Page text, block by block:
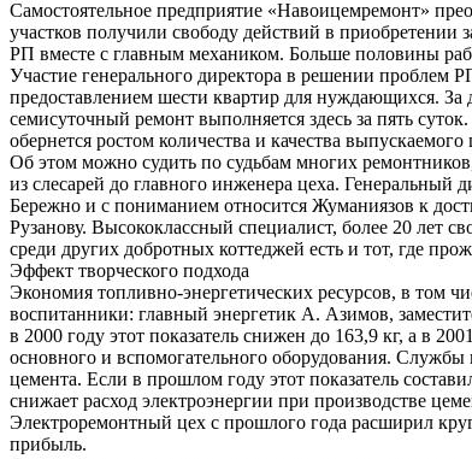
Самостоятельное предприятие «Навоицемремонт»
участков получили свободу действий в приобретении
РП вместе с главным механиком. Больше половины
Участие генерального директора в решении проблем
предоставлением шести квартир для нуждающихся.
семисуточный ремонт выполняется здесь за пять
обернется ростом количества и качества
Об этом можно судить по судьбам многих
из слесарей до главного инженера цеха. Генеральный
Бережно и с пониманием относится Жуманиязов к
Рузанову. Высококлассный специалист, более 20 лет
среди других добротных коттеджей есть и тот, где
Эффект творческого подхода
Экономия топливно-энергетических ресурсов, в том
воспитанники: главный энергетик А. Азимов,
в 2000 году этот показатель снижен до 163,9 кг, а в
основного и вспомогательного оборудования.
цемента. Если в прошлом году этот показатель
снижает расход электроэнергии при производстве
Электроремонтный цех с прошлого года расширил
прибыль.